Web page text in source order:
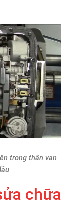
trong thân van
chữa